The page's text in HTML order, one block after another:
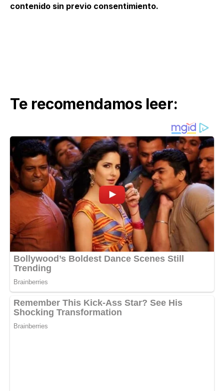
contenido sin previo consentimiento.
Te recomendamos leer: